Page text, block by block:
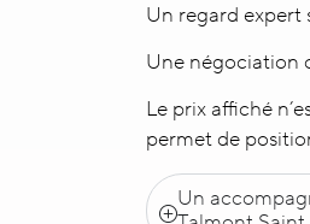
Un regard expert
Une négociation
Le prix affiché
permet de
Un